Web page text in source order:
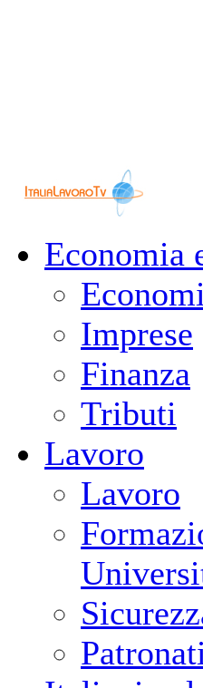
Economia
Imprese
Finanza
Tributi
Lavoro
Lavoro
Patronati